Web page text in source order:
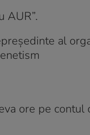
AUR”.
al
ore pe contul